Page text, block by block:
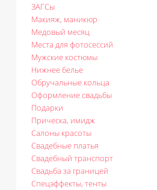
ЗАГСы
Макияж, маникюр
Медовый месяц
Места для фотосессий
Мужские костюмы
Нижнее белье
Обручальные кольца
Оформление свадьбы
Подарки
Прическа, имидж
Салоны красоты
Свадебные платья
Свадебный транспорт
Свадьба за границей
Спецэффекты, тенты